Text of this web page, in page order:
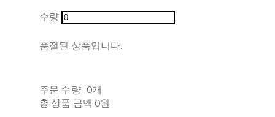
수량
품절된 상품입니다.
주문 수량 0개
총 상품 금액 0원